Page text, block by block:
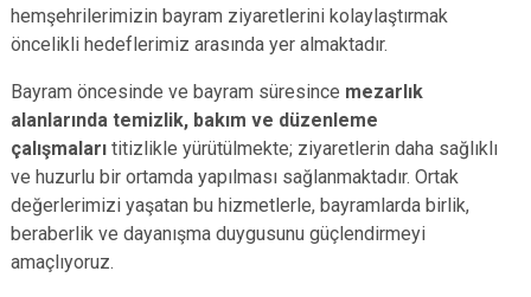
hemşehrilerimizin bayram ziyaretlerini kolaylaştırmak
öncelikli hedeflerimiz arasında yer almaktadır.
Bayram öncesinde ve bayram süresince mezarlık
alanlarında temizlik, bakım ve düzenleme
çalışmaları titizlikle yürütülmekte; ziyaretlerin daha sağlıklı
ve huzurlu bir ortamda yapılması sağlanmaktadır. Ortak
değerlerimizi yaşatan bu hizmetlerle, bayramlarda birlik,
beraberlik ve dayanışma duygusunu güçlendirmeyi
amaçlıyoruz.